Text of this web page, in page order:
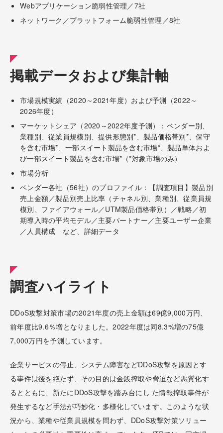
Webアプリケーション脆弱性管理／7社
ネットワーク／プラットフォーム脆弱性管理／8社
掲載データおよび集計軸
市場規模実績（2020～2021年度）および予測（2022～
2026年度）
マーケットシェア（2020～2022年度予測）：ベンダー別、
業種別、従業員規模別、提供形態別*、製品価格帯別*、保守
を含む市場*、一部スイート製品を含む市場*、製品単体およ
び一部スイート製品を含む市場*（*対象市場のみ）
市場分析
ベンダー各社（56社）のプロファイル：【調査項目】製品別
売上金額／製品別売上比率（チャネル別、業種別、従業員規
模別、ファイアウォール／UTM製品価格帯別）／戦略／初
期導入時の平均モデル／主要パートナー／主要ユーザー企業
／人員構成 など、詳細データ
調査ハイライト
DDoS攻撃対策市場の2021年度の売上金額は69億9,000万円、
前年度比9.6％増となりました。2022年度は同8.3%増の75億
7,000万円を予測しています。
企業サービスの停止、システム障害などDDoS攻撃を原因とす
る事件は後を絶たず、その目的は金銭搾取や脅迫など悪質化す
るとともに、新たにDDoS攻撃を踏み台にし た情報搾取事件が
発生するなど手法が巧妙化・多様化しています。このような状
況から、業種や従業員規模を問わず、DDoS攻撃対策ソリュー